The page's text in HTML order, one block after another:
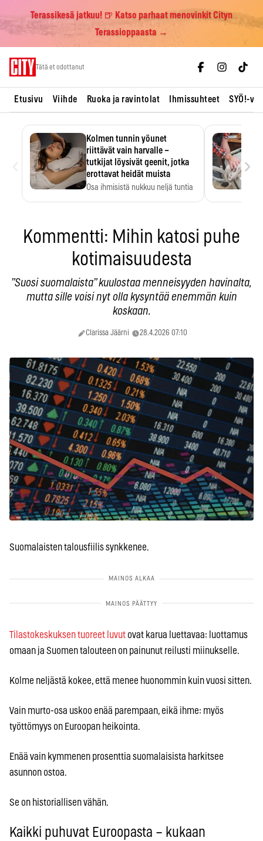
Terassikesä jatkuu! 🍺 Katso parhaat menovinkit Cityn
Terassioppaasta →
Tätä et odottanut
Etusivu Viihde Ruoka ja ravintolat Ihmissuhteet SYÖ!-
Kolmen tunnin yöunet
riittävät vain harvalle –
tutkijat löysivät geenit, jotka
erottavat heidät muista
Osa ihmisistä nukkuu neljä tuntia
›
Kommentti: Mihin katosi puhe
kotimaisuudesta
”Suosi suomalaista” kuulostaa menneisyyden havinalta,
mutta sille voisi nyt olla kysyntää enemmän kuin
koskaan.
Clarissa Jäärni 28.4.2026 07:10
Suomalaisten talousfiilis synkkenee.
Tilastokeskuksen tuoreet luvut ovat karua luettavaa: luottamus
omaan ja Suomen talouteen on painunut reilusti miinukselle.
Kolme neljästä kokee, että menee huonommin kuin vuosi sitten.
Vain murto-osa uskoo enää parempaan, eikä ihme: myös
työttömyys on Euroopan heikointa.
Enää vain kymmenen prosenttia suomalaisista harkitsee
asunnon ostoa.
Se on historiallisen vähän.
Kaikki puhuvat Euroopasta – kukaan